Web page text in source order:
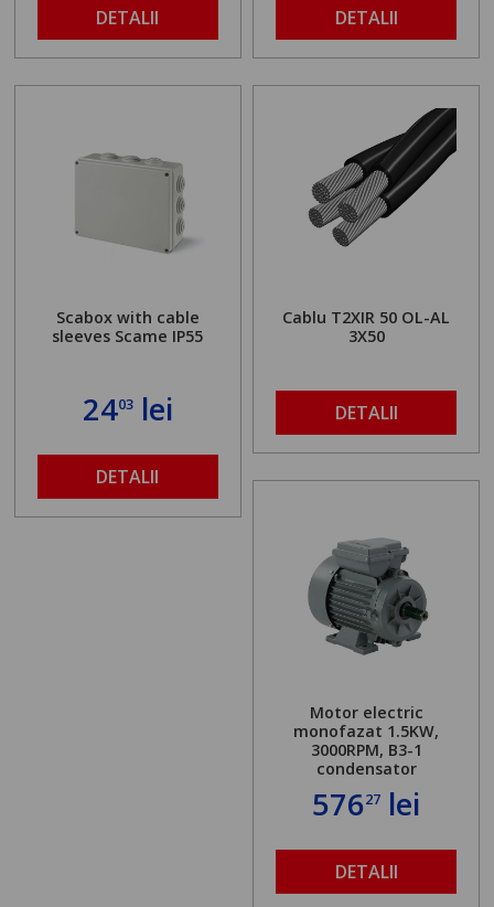
DETALII DETALII
Scabox with cable
sleeves Scame IP55
2403lei
DETALII
Cablu T2XIR 50 OL-AL
3X50
DETALII
Motor electric
monofazat 1.5KW,
3000RPM, B3-1
condensator
57627 lei
DETALII